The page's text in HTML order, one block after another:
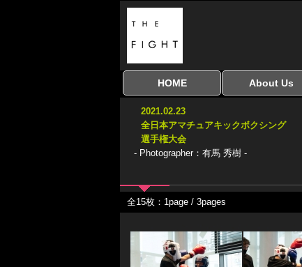
HOME
全興行を表示
ナイスミドル
アマチュアキック
協議会
全日本学生キック
建武館キッズ大会
Bigbang
おやじファイト
About Us
2021.02.23
全日本アマチュアキックボクシング
選手権大会
- Photographer：有馬 秀樹 -
全15枚：1page / 3pages